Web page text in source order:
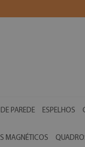
PAREDE ESPELHOS
MAGNÉTICOS